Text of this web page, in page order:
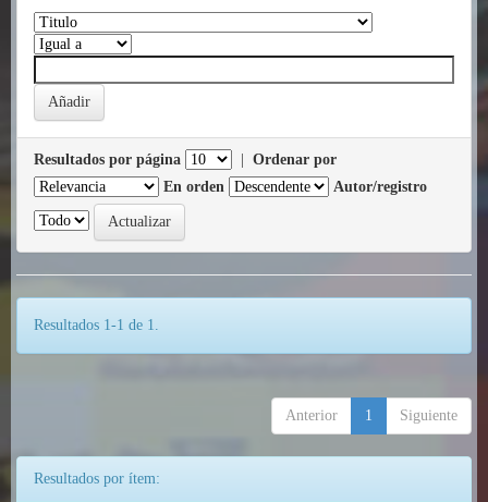
Resultados por página
Ordenar por
En orden
Autor/registro
Resultados 1-1 de 1.
Anterior 1 Siguiente
Resultados por ítem: